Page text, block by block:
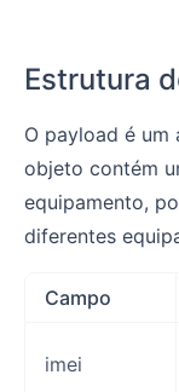
Estrutura
O payload é um
objeto contém
equipamento,
diferentes
Campo
imei